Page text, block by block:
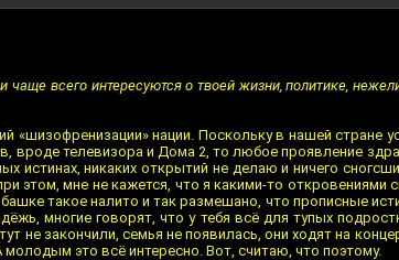
чаще всего интересуются о твоей жизни, политике,
«шизофренизации» нации. Поскольку в нашей стране
вроде телевизора и Дома 2, то любое проявление
истинах, никаких открытий не делаю и ничего
этом, мне не кажется, что я какими-то
башке такое налито и так размешано, что прописные
многие говорят, что у тебя всё для тупых
не закончили, семья не появилась, они ходят на
это всё интересно. Вот, считаю, что поэтому.